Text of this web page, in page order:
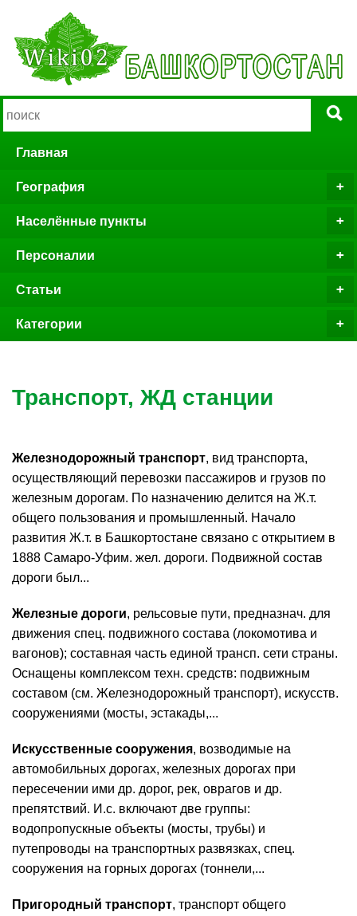
Главная
География
Населённые пункты
Персоналии
Статьи
Категории
Транспорт, ЖД станции
Железнодорожный транспорт, вид транспорта,
осуществляющий перевозки пассажиров и грузов по
железным дорогам. По назначению делится на Ж.т.
общего пользования и промышленный. Начало
развития Ж.т. в Башкортостане связано с открытием в
1888 Самаро-Уфим. жел. дороги. Подвижной состав
дороги был...
Железные дороги, рельсовые пути, предназнач. для
движения спец. подвижного состава (локомотива и
вагонов); составная часть единой трансп. сети страны.
Оснащены комплексом техн. средств: подвижным
составом (см. Железнодорожный транспорт), искусств.
сооружениями (мосты, эстакады,...
Искусственные сооружения, возводимые на
автомобильных дорогах, железных дорогах при
пересечении ими др. дорог, рек, оврагов и др.
препятствий. И.с. включают две группы:
водопропускные объекты (мосты, трубы) и
путепроводы на транспортных развязках, спец.
сооружения на горных дорогах (тоннели,...
Пригородный транспорт, транспорт общего